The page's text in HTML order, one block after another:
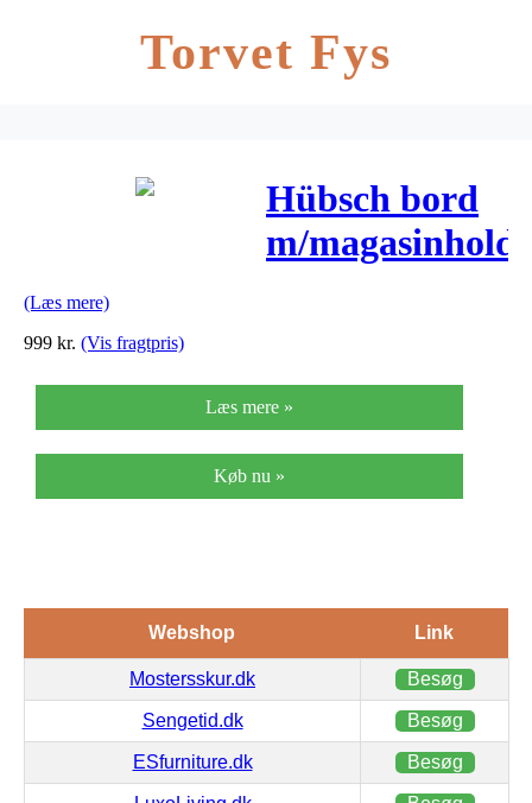
Torvet Fys
Hübsch bord
m/
(Læs mere)
999 kr. (Vis fragtpris)
Læs mere »
Køb nu »
Webshop Link
Mostersskur.dk Besøg
Sengetid.dk Besøg
ESfurniture.dk Besøg